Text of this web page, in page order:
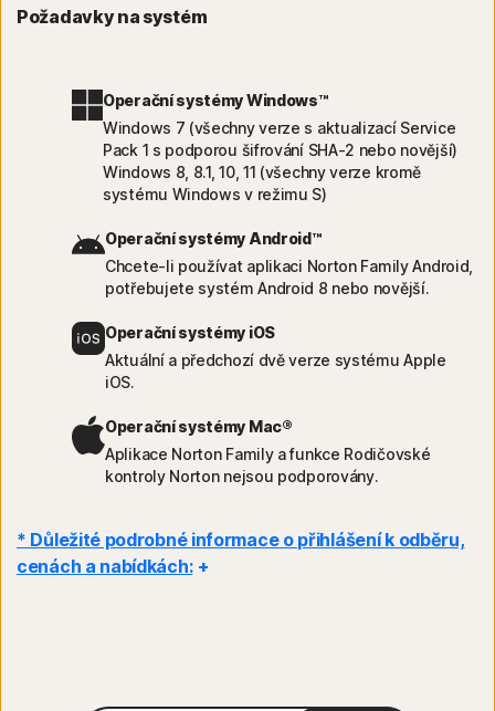
Požadavky na systém
Operační systémy Windows™
Windows 7 (všechny verze s aktualizací Service
Pack 1 s podporou šifrování SHA-2 nebo novější)
Windows 8, 8.1, 10, 11 (všechny verze kromě
systému Windows v režimu S)
Operační systémy Android™
Chcete-li používat aplikaci Norton Family Android,
potřebujete systém Android 8 nebo novější.
Operační systémy iOS
Aktuální a předchozí dvě verze systému Apple
iOS.
Operační systémy Mac®
Aplikace Norton Family a funkce Rodičovské
kontroly Norton nejsou podporovány.
* Důležité podrobné informace o přihlášení k odběru,
cenách a nabídkách: